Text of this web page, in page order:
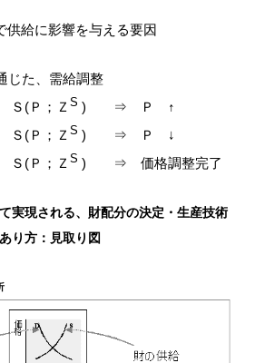
供給に影響を与える要因
じた、需給調整
(Ｐ；ＺS ) ⇒ Ｐ ↑
(Ｐ；ＺS ) ⇒ Ｐ ↓
(Ｐ；ＺS ) ⇒ 価格調整完了
実現される、財配分の決定・生産技術
り方：見取り図